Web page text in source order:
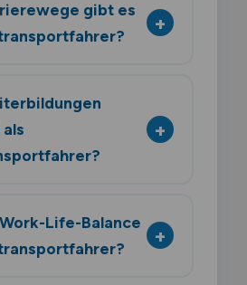
gibt es
Life-Balance